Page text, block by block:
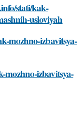
stati/kak-
usloviyah
mozhno-izbavitsya-
mozhno-izbavitsya-